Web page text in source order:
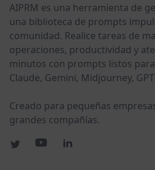
AIPRM es una herramienta de
una biblioteca de prompts
comunidad. Realice tareas de
operaciones, productividad y
minutos con prompts listos para
Claude, Gemini, Midjourney,
Creado para pequeñas
grandes compañías.